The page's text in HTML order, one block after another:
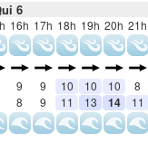
6
16h 17h 18h 19h 20h 21h
9 9 10 10 10 8
8 9 11 13 14 11